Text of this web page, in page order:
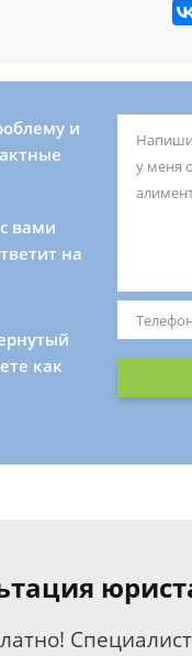
и
вами
на
как